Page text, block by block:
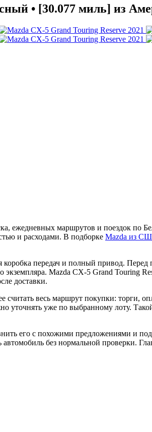
• [30.077 миль] из
ежедневных маршрутов и поездок по
и расходами. В подборке Mazda из
передач и полный привод. Перед
Mazda CX-5 Grand Touring
доставки.
считать весь маршрут покупки: торги,
уточнять уже по выбранному лоту.
его с похожими предложениями и
без нормальной проверки.